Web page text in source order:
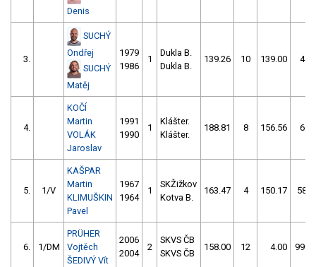
Denis
3.
SUCHÝ
Ondřej
SUCHÝ
Matěj
1979
1986
1
Dukla B.
Dukla B.
139.26 10 139.00 4
4.
KOČÍ
Martin
VOLÁK
Jaroslav
1991
1990
1
Klášter.
Klášter.
188.81 8 156.56 6
5. 1/V
KAŠPAR
Martin
KLIMUŠKIN
Pavel
1967
1964
1
SKŽižkov
Kotva B.
163.47 4 150.17 58
6. 1/DM
PRÜHER
Vojtěch
ŠEDIVÝ Vít
2006
2004
2
SKVS ČB
SKVS ČB
158.00 12 4.00 999